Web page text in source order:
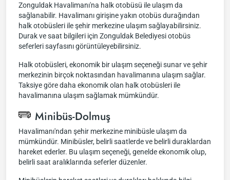
Zonguldak Havalimanı'na halk otobüsü ile ulaşım da
sağlanabilir. Havalimanı girişine yakın otobüs durağından
halk otobüsleri ile şehir merkezine ulaşım sağlayabilirsiniz.
Durak ve saat bilgileri için Zonguldak Belediyesi otobüs
seferleri sayfasını görüntüleyebilirsiniz.
Halk otobüsleri, ekonomik bir ulaşım seçeneği sunar ve şehir
merkezinin birçok noktasından havalimanına ulaşım sağlar.
Taksiye göre daha ekonomik olan halk otobüsleri ile
havalimanına ulaşım sağlamak mümkündür.
Minibüs-Dolmuş
Havalimanı'ndan şehir merkezine minibüsle ulaşım da
mümkündür. Minibüsler, belirli saatlerde ve belirli duraklardan
hareket ederler. Bu ulaşım seçeneği, genelde ekonomik olup,
belirli saat aralıklarında seferler düzenler.